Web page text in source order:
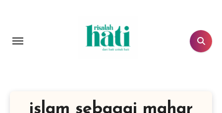
islam sebagai mahar